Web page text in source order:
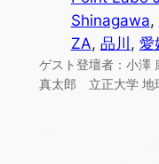
Shinagawa,
ZA, 品川 , 愛
ゲスト登壇者：小
真太郎 立正大学 地